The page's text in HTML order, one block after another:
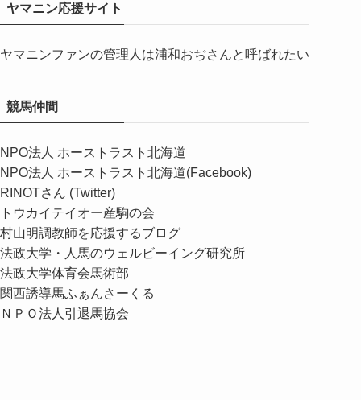
ヤマニン応援サイト
ヤマニンファンの管理人は浦和おぢさんと呼ばれたい
競馬仲間
NPO法人 ホーストラスト北海道
NPO法人 ホーストラスト北海道(Facebook)
RINOTさん (Twitter)
トウカイテイオー産駒の会
村山明調教師を応援するブログ
法政大学・人馬のウェルビーイング研究所
法政大学体育会馬術部
関西誘導馬ふぁんさーくる
ＮＰＯ法人引退馬協会